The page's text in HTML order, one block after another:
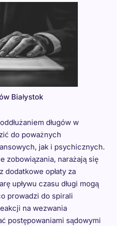
Białystok
długów w
do poważnych
jak i psychicznych.
zobowiązania, narażają się
dodatkowe opłaty za
upływu czasu długi mogą
prowadzi do spirali
na wezwania
postępowaniami sądowymi